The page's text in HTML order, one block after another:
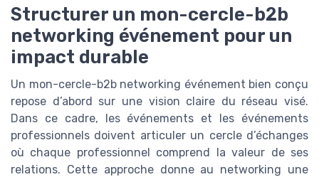
Structurer un mon-cercle-b2b
networking événement pour un
impact durable
Un mon-cercle-b2b networking événement bien conçu
repose d’abord sur une vision claire du réseau visé.
Dans ce cadre, les événements et les événements
professionnels doivent articuler un cercle d’échanges
où chaque professionnel comprend la valeur de ses
relations. Cette approche donne au networking une